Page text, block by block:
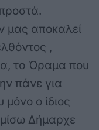
μας αποκαλεί
,
το Όραμα που
πάνε για
ο ίδιος
Δήμαρχε